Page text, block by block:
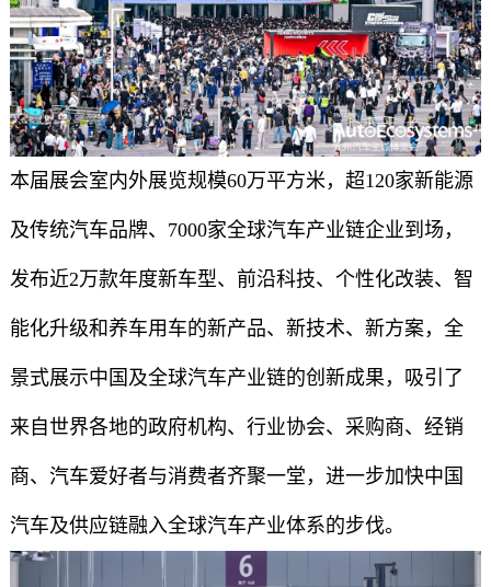
本届展会室内外展览规模60万平方米，超120家新能源
及传统汽车品牌、7000家全球汽车产业链企业到场，
发布近2万款年度新车型、前沿科技、个性化改装、智
能化升级和养车用车的新产品、新技术、新方案，全
景式展示中国及全球汽车产业链的创新成果，吸引了
来自世界各地的政府机构、行业协会、采购商、经销
商、汽车爱好者与消费者齐聚一堂，进一步加快中国
汽车及供应链融入全球汽车产业体系的步伐。